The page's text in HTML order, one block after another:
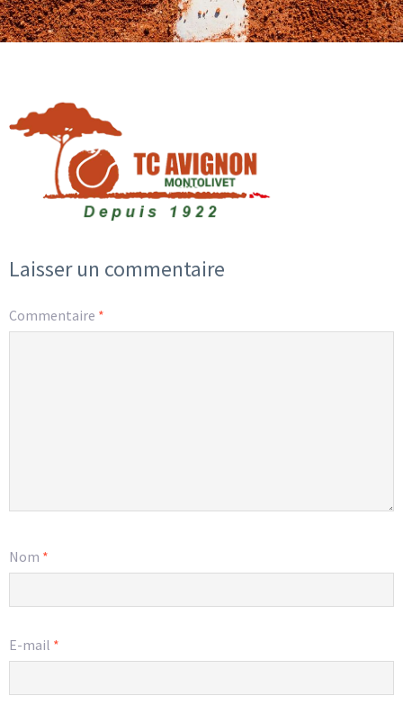
Laisser un commentaire
Commentaire *
Nom *
E-mail *